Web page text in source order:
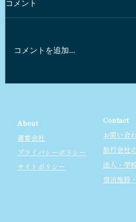
コメント
コメントを追加…
About
運営会社
プライバシーポリシー
サイトポリシー
Contact
お問い合
旅行会社
法人・学
宿泊施設